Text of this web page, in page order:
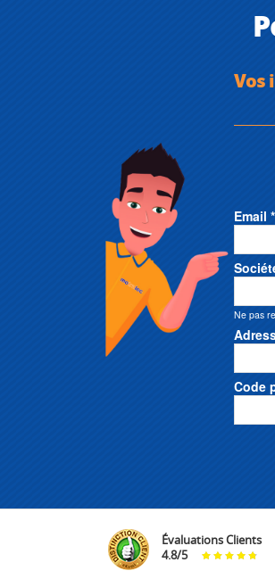
Vos
Email *
Ne pas
Code
Évaluations Clients
4.8/5